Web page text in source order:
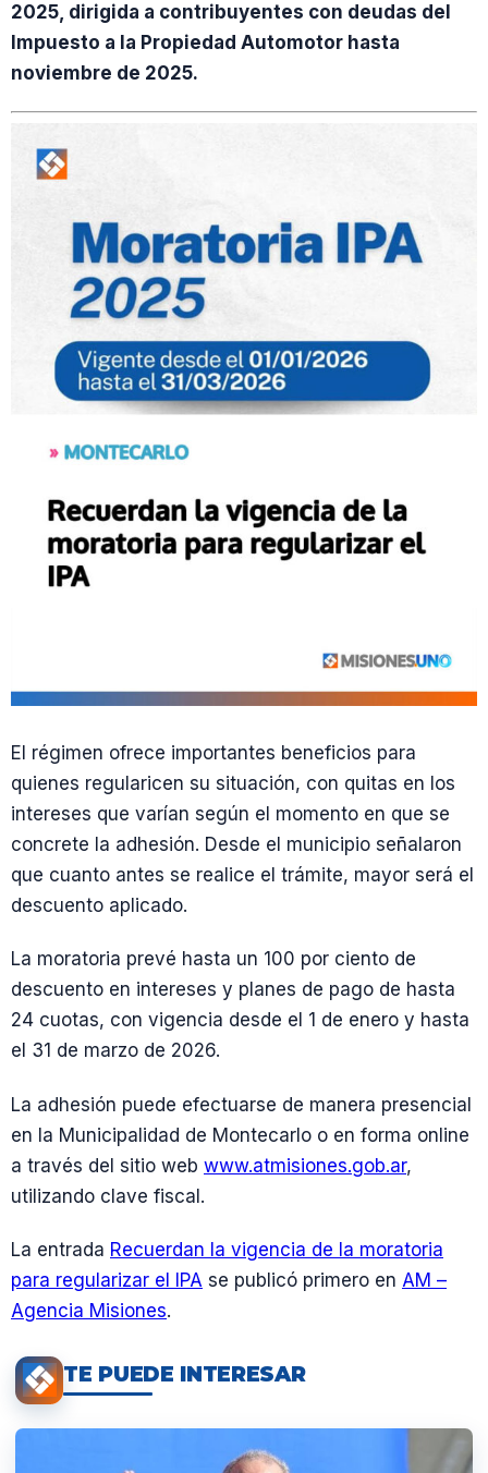
2025, dirigida a contribuyentes con deudas del
Impuesto a la Propiedad Automotor hasta
noviembre de 2025.
El régimen ofrece importantes beneficios para
quienes regularicen su situación, con quitas en los
intereses que varían según el momento en que se
concrete la adhesión. Desde el municipio señalaron
que cuanto antes se realice el trámite, mayor será el
descuento aplicado.
La moratoria prevé hasta un 100 por ciento de
descuento en intereses y planes de pago de hasta
24 cuotas, con vigencia desde el 1 de enero y hasta
el 31 de marzo de 2026.
La adhesión puede efectuarse de manera presencial
en la Municipalidad de Montecarlo o en forma online
a través del sitio web www.atmisiones.gob.ar,
utilizando clave fiscal.
La entrada Recuerdan la vigencia de la moratoria
para regularizar el IPA se publicó primero en AM –
Agencia Misiones.
TE PUEDE INTERESAR